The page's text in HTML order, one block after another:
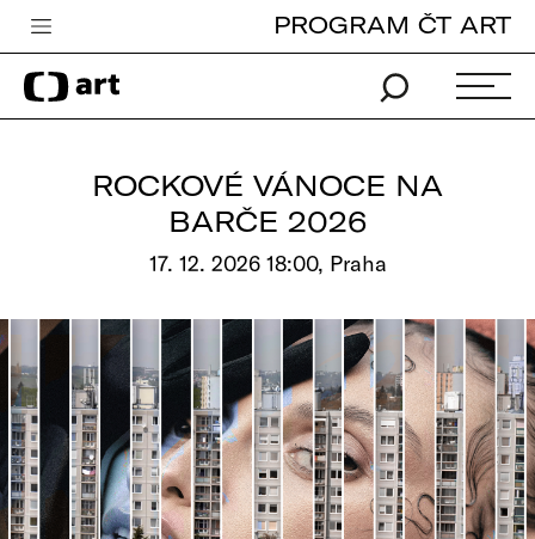
Česká televize
Zpravodajství
Vše o ČT
PROGRAM ČT ART
ROCKOVÉ VÁNOCE NA
BARČE 2026
17. 12. 2026 18:00, Praha